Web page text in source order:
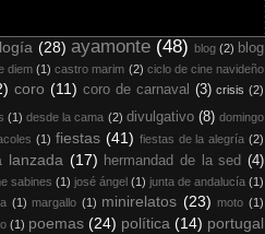
(28) ayamonte (48) blog (2) blog
diem (1) castro marim (2) ciclo de cine navideño
coro (11) coro de carnaval (3) crisis (2)
(1) desde la cama (2) divulgativo (8) domingo
(1) fiestas (41) fiestas de la alegría (2)
lanzada (17) hermandad de la sed (4)
sabines (1) josé ángel (1) junta de andalucía (1)
(1) margallo (1) minirelatos (23) moto (1)
(1) poemas (24) política (14) portugal